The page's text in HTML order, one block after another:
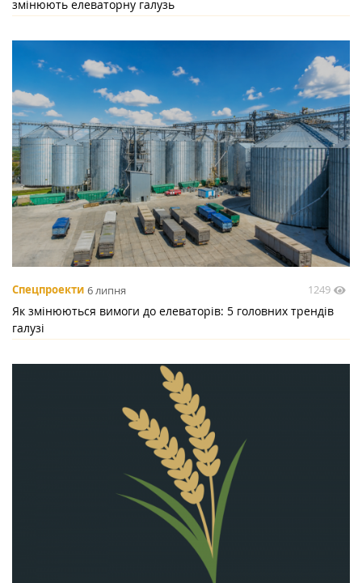
змінюють елеваторну галузь
Спецпроекти 6 липня 1249
Як змінюються вимоги до елеваторів: 5 головних трендів
галузі